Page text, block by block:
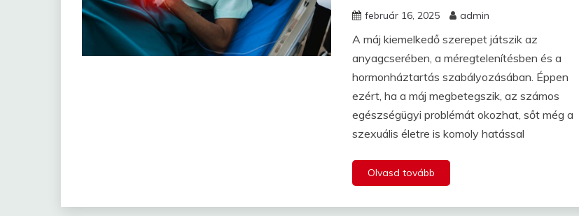
február 16, 2025 admin
A máj kiemelkedő szerepet játszik az
anyagcserében, a méregtelenítésben és a
hormonháztartás szabályozásában. Éppen
ezért, ha a máj megbetegszik, az számos
egészségügyi problémát okozhat, sőt még a
szexuális életre is komoly hatással
Olvasd tovább